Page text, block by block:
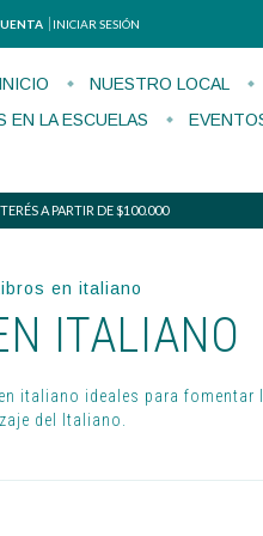
INICIAR SESIÓN
INICIO NUESTRO LOCAL
EN LA ESCUELAS
A PARTIR DE $100.000
en italiano
ITALIANO
italiano ideales para fomentar
del Italiano.